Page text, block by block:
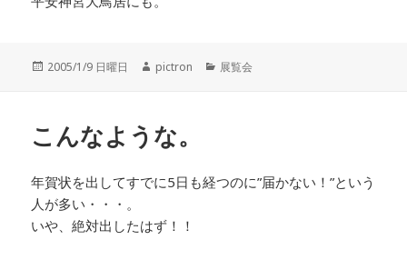
投
2005/1/9 日曜日
作
pictron
カ
展覧会
こんなような。
年賀状を出してすでに5日も経つのに”届かない！”という
人が多い・・・。
いや、絶対出したはず！！